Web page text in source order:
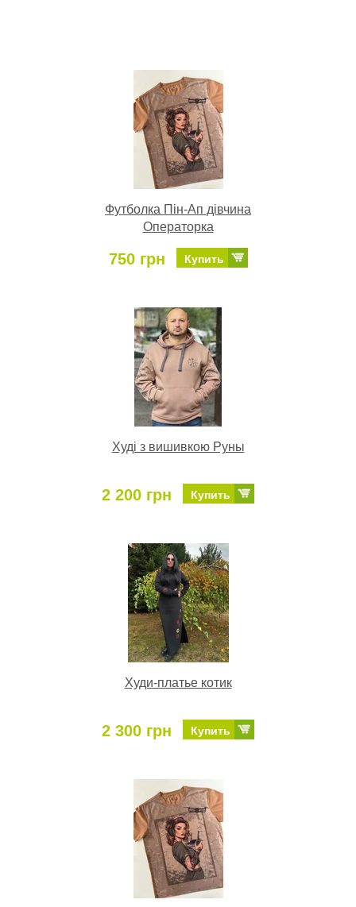
Футболка Пін-Ап дівчина
Операторка
750 грн Купить
Худі з вишивкою Руны
2 200 грн Купить
Худи-платье котик
2 300 грн Купить